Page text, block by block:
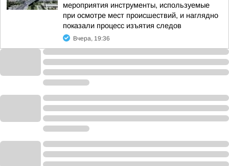
мероприятия инструменты, используемые
при осмотре мест происшествий, и наглядно
показали процесс изъятия следов
Вчера, 19:36